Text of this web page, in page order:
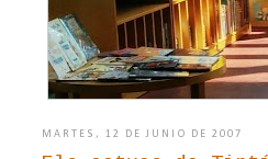
MARTES, 12 DE JUNIO DE 2007